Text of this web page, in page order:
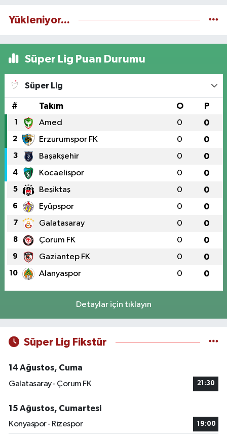
Yükleniyor...
Süper Lig Puan Durumu
Süper Lig
# Takım O P
1 Amed 0 0
2 Erzurumspor FK 0 0
3 Başakşehir 0 0
4 Kocaelispor 0 0
5 Beşiktaş 0 0
6 Eyüpspor 0 0
7 Galatasaray 0 0
8 Çorum FK 0 0
9 Gaziantep FK 0 0
10 Alanyaspor 0 0
Detaylar için tıklayın
Süper Lig Fikstür
14 Ağustos, Cuma
Galatasaray - Çorum FK
21:30
15 Ağustos, Cumartesi
Konyaspor - Rizespor
19:00